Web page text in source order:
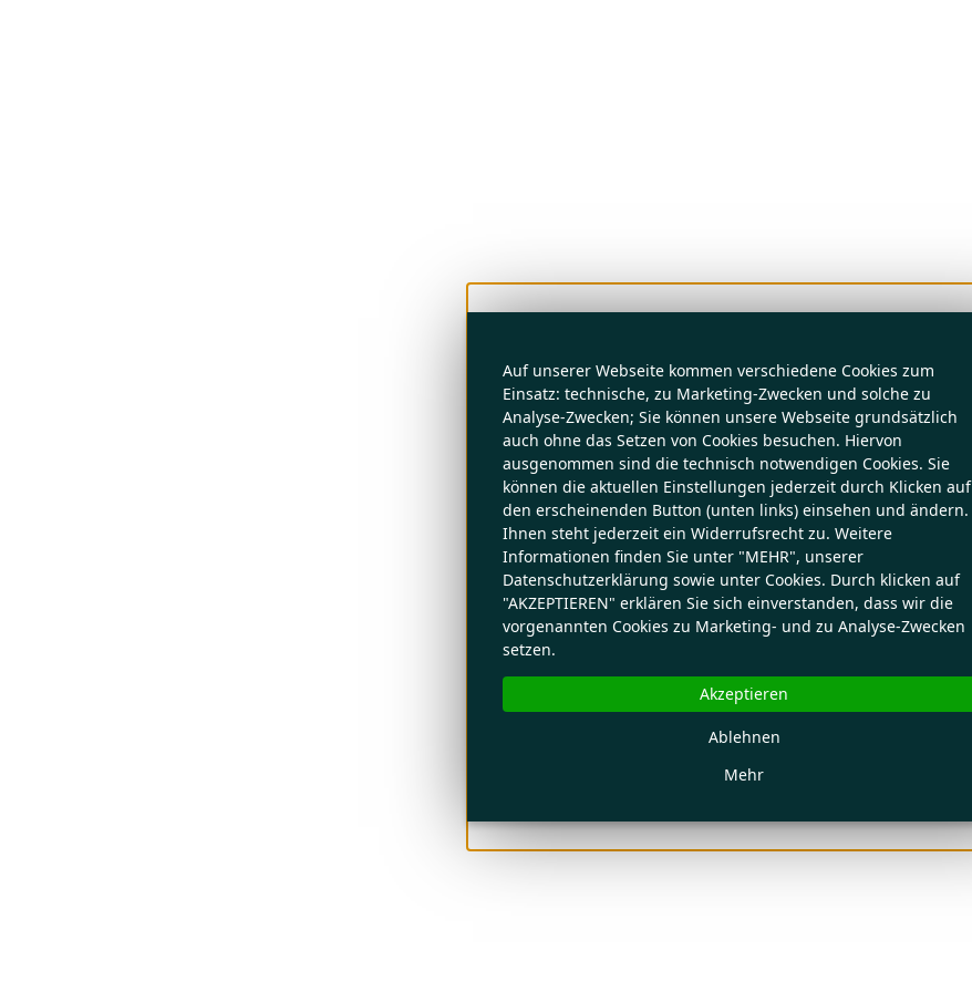
Auf unserer Webseite kommen verschiedene Cookies zum
Einsatz: technische, zu Marketing-Zwecken und solche zu
Analyse-Zwecken; Sie können unsere Webseite grundsätzlich
auch ohne das Setzen von Cookies besuchen. Hiervon
ausgenommen sind die technisch notwendigen Cookies. Sie
können die aktuellen Einstellungen jederzeit durch Klicken auf
den erscheinenden Button (unten links) einsehen und ändern.
Ihnen steht jederzeit ein Widerrufsrecht zu. Weitere
Informationen finden Sie unter "MEHR", unserer
Datenschutzerklärung sowie unter Cookies. Durch klicken auf
"AKZEPTIEREN" erklären Sie sich einverstanden, dass wir die
vorgenannten Cookies zu Marketing- und zu Analyse-Zwecken
setzen.
Mehr
Ablehnen
Akzeptieren